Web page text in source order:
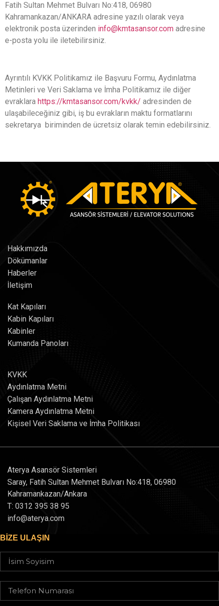
Fatih Sultan Mehmet Bulvarı No:418, 06980
Kahramankazan/ANKARA adresine yazılı olarak veya
elektronik posta üzerinden info@kmtasansor.com adresine
e-posta yolu ile iletebilirsiniz.
Ayrıntılı KVKK Politikamız ile Başvuru Formu, Aydınlatma
Metinleri ve Veri Saklama ve İmha Politikamız ile diğer
evraklara https://kmtasansor.com/kvkk/ adresinden de
ulaşabileceğiniz gibi, iş bu evrakların maktu formatlarını
sekretarya biriminden de ücretsiz olarak temin edebilirsiniz.
Hakkımızda
Dökümanlar
Haberler
İletişim
Kat Kapıları
Kabin Kapıları
Kabinler
Kumanda Panoları
KVKK
Aydınlatma Metni
Çalışan Aydınlatma Metni
Kamera Aydınlatma Metni
Kişisel Veri Saklama ve İmha Politikası
Aterya Asansör Sistemleri
Saray, Fatih Sultan Mehmet Bulvarı No:418, 06980
Kahramankazan/Ankara
T: 0312 395 38 95
info@aterya.com
BIZE ULAŞIN